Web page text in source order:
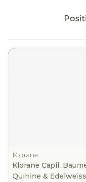
Trier
Klorane
Klorane Capil.
Quinine & Edelweiss